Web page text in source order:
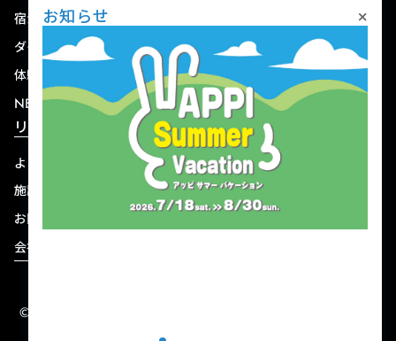
宿泊
ダイニング
体験
NEWS
ショップ
リゾート情報
よくある質問
施設連絡先一覧
お問い合わせ
会社概要
関連施設
資料ダウンロード
© 2004-2026 株式会社岩手ホテルアンドリゾート.
お知らせ ×